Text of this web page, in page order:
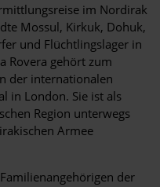
im Nordirak
Mossul, Kirkuk, Dohuk,
und Flüchtlingslager in
Rovera gehört zum
der internationalen
in London. Sie ist als
Region unterwegs
Armee
der